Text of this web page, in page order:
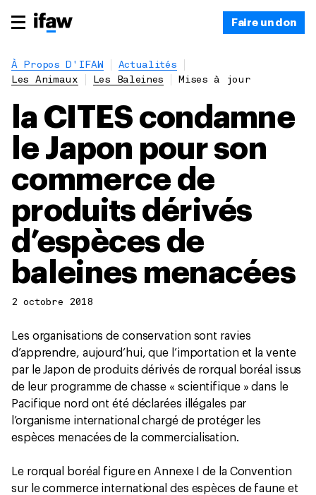
Faire un don
À Propos D'IFAW
Actualités
Les Animaux
Les Baleines Mises à jour
la CITES condamne
le Japon pour son
commerce de
produits dérivés
d’espèces de
baleines menacées
2 octobre 2018
Les organisations de conservation sont ravies
d’apprendre, aujourd’hui, que l’importation et la vente
par le Japon de produits dérivés de rorqual boréal issus
de leur programme de chasse « scientifique » dans le
Pacifique nord ont été déclarées illégales par
l’organisme international chargé de protéger les
espèces menacées de la commercialisation.
Le rorqual boréal figure en Annexe I de la Convention
sur le commerce international des espèces de faune et